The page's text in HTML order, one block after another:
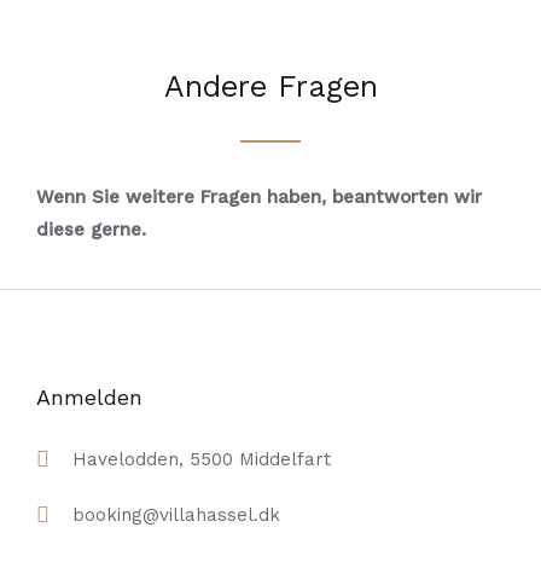
Andere Fragen
Wenn Sie weitere Fragen haben, beantworten wir
diese gerne.
Anmelden
Havelodden, 5500 Middelfart
booking@villahassel.dk